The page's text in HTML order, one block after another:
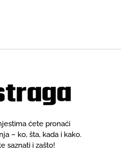
ćete pronaći
– ko, šta, kada i kako.
saznati i zašto!